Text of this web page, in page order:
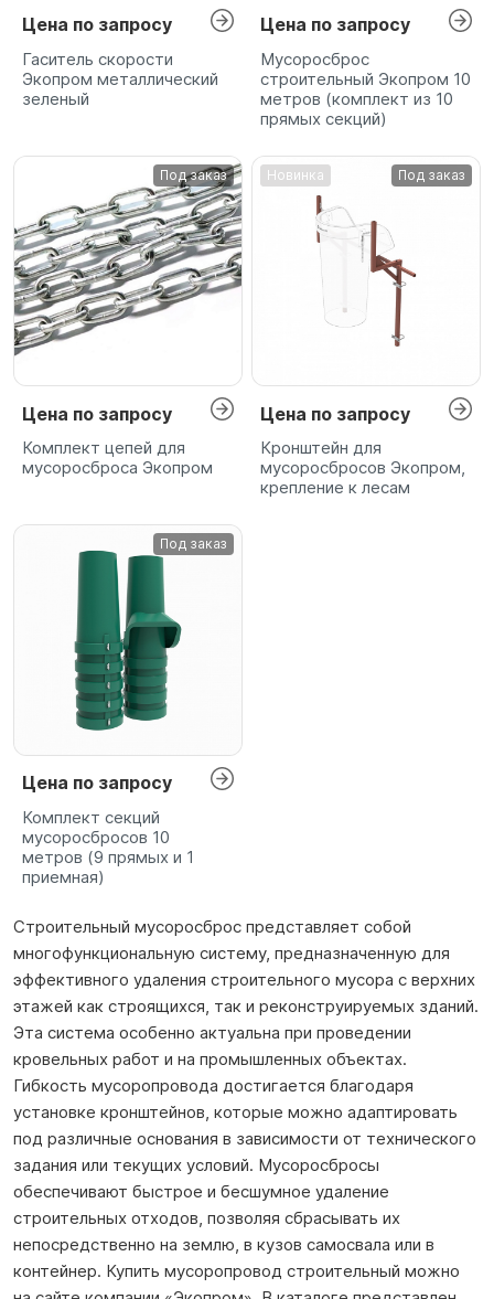
Цена по запросу
Гаситель скорости
Экопром металлический
зеленый
Цена по запросу
Мусоросброс
строительный Экопром 10
метров (комплект из 10
прямых секций)
Под заказ
Цена по запросу
Комплект цепей для
мусоросброса Экопром
Новинка Под заказ
Цена по запросу
Кронштейн для
мусоросбросов Экопром,
крепление к лесам
Под заказ
Цена по запросу
Комплект секций
мусоросбросов 10
метров (9 прямых и 1
приемная)
Строительный мусоросброс представляет собой
многофункциональную систему, предназначенную для
эффективного удаления строительного мусора с верхних
этажей как строящихся, так и реконструируемых зданий.
Эта система особенно актуальна при проведении
кровельных работ и на промышленных объектах.
Гибкость мусоропровода достигается благодаря
установке кронштейнов, которые можно адаптировать
под различные основания в зависимости от технического
задания или текущих условий. Мусоросбросы
обеспечивают быстрое и бесшумное удаление
строительных отходов, позволяя сбрасывать их
непосредственно на землю, в кузов самосвала или в
контейнер. Купить мусоропровод строительный можно